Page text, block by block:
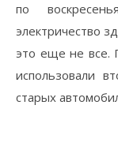
по
электричество
это еще не все.
использовали
старых